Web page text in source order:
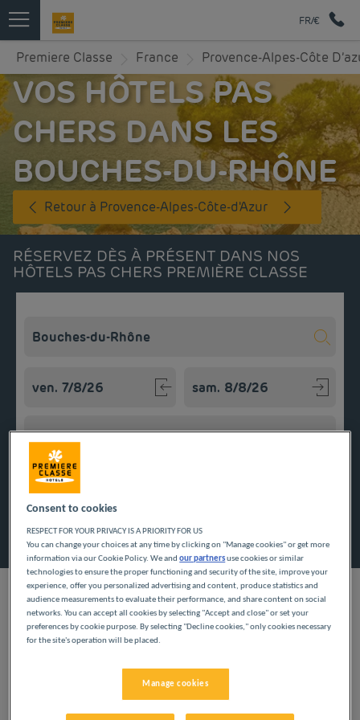
FR/€
Premiere Classe France Provence-Alpes-Côte
VOS HÔTELS PAS
CHERS DANS LES
BOUCHES-DU-RHÔNE
Retour à Provence-Alpes-Côte-d'Azur
RÉSERVEZ DÈS À PRÉSENT DANS NOS
HÔTELS PAS CHERS PREMIÈRE CLASSE
Ajouter un code
Vous vous échappez en Provence ? Optez pour l'un de nos
Nos villes dans les
Consent to cookies
RESPECT FOR YOUR PRIVACY IS A PRIORITY FOR US
You can change your choices at any time by clicking on "Manage cookies" or get more
information via our Cookie Policy. We andour partnersuse cookies or similar
technologies to ensure the proper functioning and security of the site, improve your
experience, offer you personalized advertising and content, produce statistics and
audience measurements to evaluate their performance, and share content on social
networks. You can accept all cookies by selecting "Accept and close" or set your
preferences by cookie purpose. By selecting "Decline cookies," only cookies necessary
for the site's operation will be placed.
Manage cookies